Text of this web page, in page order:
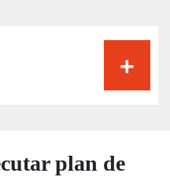
plan de